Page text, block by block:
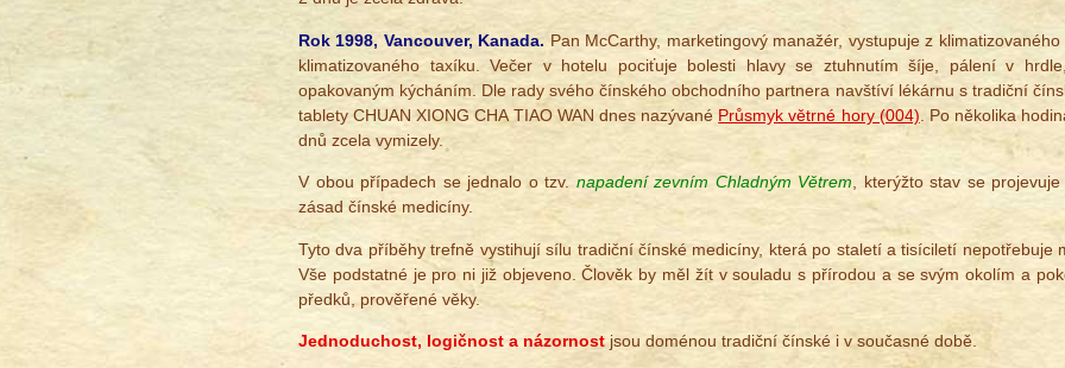
Rok 1998, Vancouver, Kanada. Pan McCarthy, marketingový manažér, vystupuje z
klimatizovaného taxíku. Večer v hotelu pociťuje bolesti hlavy se ztuhnutím šíje, pálení v
opakovaným kýcháním. Dle rady svého čínského obchodního partnera navštíví lékárnu s tradiční
tablety CHUAN XIONG CHA TIAO WAN dnes nazývané Průsmyk větrné hory (004) . Po několika
dnů zcela vymizely.
V obou případech se jednalo o tzv. napadení zevním Chladným Větrem, kterýžto stav se
zásad čínské medicíny.
Tyto dva příběhy trefně vystihují sílu tradiční čínské medicíny, která po staletí a tisíciletí nepotřebuje
Vše podstatné je pro ni již objeveno. Člověk by měl žít v souladu s přírodou a se svým okolím a
předků, prověřené věky.
Jednoduchost, logičnost a názornost jsou doménou tradiční čínské i v současné době.